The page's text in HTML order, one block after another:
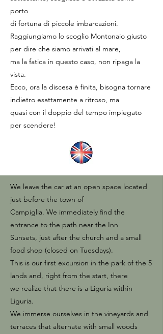
porto
di fortuna di piccole imbarcazioni.
Raggiungiamo lo scoglio Montonaio giusto
per dire che siamo arrivati al mare,
ma la fatica in questo caso, non ripaga la
vista.
Ecco, ora la discesa è finita, bisogna tornare
indietro esattamente a ritroso, ma
quasi con il doppio del tempo impiegato
per scendere!
We leave the car at an open space located
just before the town of
Campiglia. We immediately find the
entrance to the path near the Inn
Sunsets, just after the church and a small
food shop (closed on Tuesdays).
This is our first excursion in the park of the 5
lands and, right from the start, there
we realize that there is a Liguria within
Liguria.
We immerse ourselves in the vineyards and
terraces that alternate with small woods